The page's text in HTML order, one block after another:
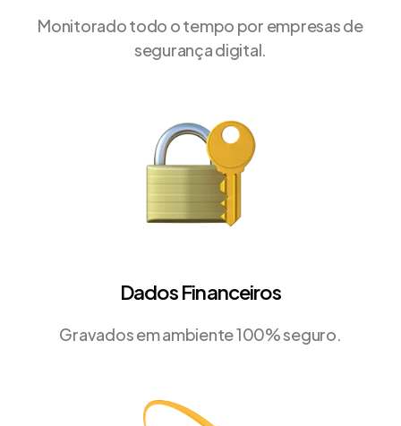
Monitorado todo o tempo por empresas de
segurança digital.
Dados Financeiros
Gravados em ambiente 100% seguro.